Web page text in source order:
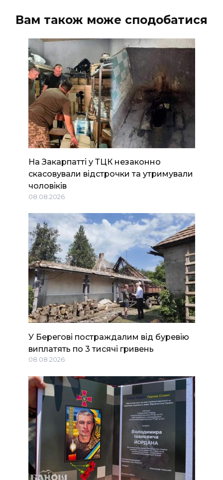
Вам також може сподобатися
На Закарпатті у ТЦК незаконно
скасовували відстрочки та утримували
чоловіків
08.08.2026
У Берегові постраждалим від буревію
виплатять по 3 тисячі гривень
08.08.2026